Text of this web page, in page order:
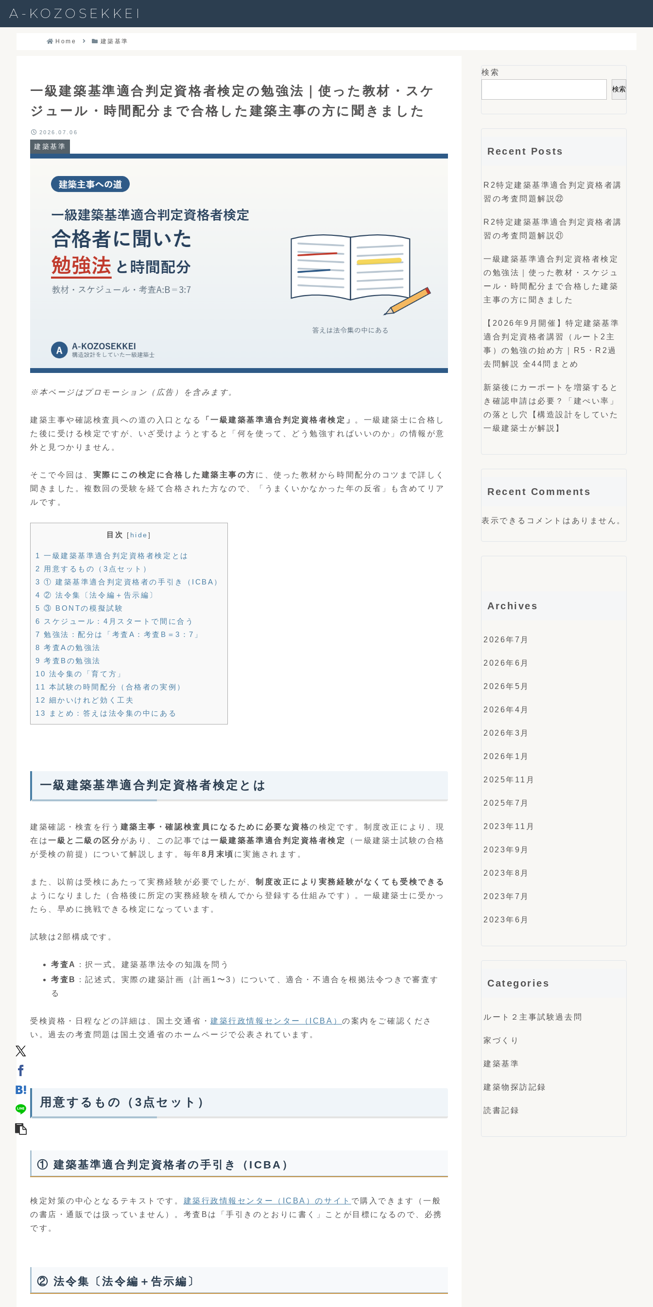
A-KOZOSEKKEI
Home 建築基準
一級建築基準適合判定資格者検定の勉強法｜使った教材・スケ
ジュール・時間配分まで合格した建築主事の方に聞きました
建築基準
2026.07.06
※本ページはプロモーション（広告）を含みます。
建築主事や確認検査員への道の入口となる 「一級建築基準適合判定資格者検定」
。一級建築士に合格し
た後に受ける検定ですが、いざ受けようとすると「何を使って、どう勉強すればいいのか」の情報が意
外と見つかりません。
そこで今回は、 実際にこの検定に合格した建築主事の方 に、使った教材から時間配分のコツまで詳しく
聞きました。複数回の受験を経て合格された方なので、「うまくいかなかった年の反省」も含めてリア
ルです。
目次 [ hide ]
1 一級建築基準適合判定資格者検定とは
2 用意するもの（3点セット）
3 ① 建築基準適合判定資格者の手引き（ICBA）
4 ② 法令集〔法令編＋告示編〕
5 ③ BONTの模擬試験
6 スケジュール：4月スタートで間に合う
7 勉強法：配分は「考査A：考査B＝3：7」
8 考査Aの勉強法
9 考査Bの勉強法
10 法令集の「育て方」
11 本試験の時間配分（合格者の実例）
12 細かいけれど効く工夫
13 まとめ：答えは法令集の中にある
一級建築基準適合判定資格者検定とは
建築確認・検査を行う 建築主事・確認検査員になるために必要な資格の検定です。制度改正により、現
在は一級と二級の区分 があり、この記事では一級建築基準適合判定資格者検定
（一級建築士試験の合格
が受検の前提）について解説します。毎年8月末頃 に実施されます。
また、以前は受検にあたって実務経験が必要でしたが、 制度改正により実務経験がなくても受検できる
ようになりました（合格後に所定の実務経験を積んでから登録する仕組みです）。一級建築士に受かっ
たら、早めに挑戦できる検定になっています。
試験は2部構成です。
考査A
：択一式。建築基準法令の知識を問う
考査B
：記述式。実際の建築計画（計画1〜3）について、適合・不適合を根拠法令つきで審査す
る
受検資格・日程などの詳細は、国土交通省・建築行政情報センター（ICBA）の案内をご確認くださ
い。過去の考査問題は国土交通省のホームページで公表されています。
用意するもの（3点セット）
① 建築基準適合判定資格者の手引き（ICBA）
検定対策の中心となるテキストです。 建築行政情報センター（ICBA）のサイト で購入できます（一般
の書店・通販では扱っていません）。考査Bは「手引きのとおりに書く」ことが目標になるので、必携
です。
② 法令集〔法令編＋告示編〕
検索
検索
Recent Posts
R2特定建築基準適合判定資格者講
習の考査問題解説㉒
R2特定建築基準適合判定資格者講
習の考査問題解説㉑
一級建築基準適合判定資格者検定
の勉強法｜使った教材・スケジュ
ール・時間配分まで合格した建築
主事の方に聞きました
【2026年9月開催】特定建築基準
適合判定資格者講習（ルート2主
事）の勉強の始め方｜R5・R2過
去問解説 全44問まとめ
新築後にカーポートを増築すると
き確認申請は必要？「建ぺい率」
の落とし穴【構造設計をしていた
一級建築士が解説】
Recent Comments
表示できるコメントはありません。
Archives
2026年7月
2026年6月
2026年5月
2026年4月
2026年3月
2026年1月
2025年11月
2025年7月
2023年11月
2023年9月
2023年8月
2023年7月
2023年6月
Categories
ルート２主事試験過去問
家づくり
建築基準
建築物探訪記録
読書記録